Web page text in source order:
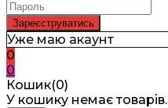
Уже маю акаунт
0
0
Кошик(0)
У кошику немає товарів.